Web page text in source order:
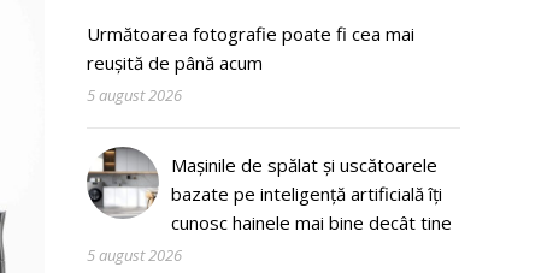
Următoarea fotografie poate fi cea mai
reușită de până acum
5 august 2026
Mașinile de spălat și uscătoarele
bazate pe inteligență artificială îți
cunosc hainele mai bine decât tine
5 august 2026